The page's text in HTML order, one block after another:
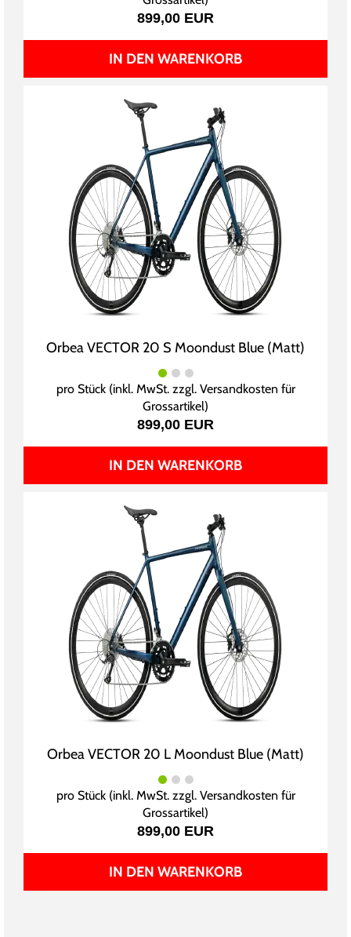
899,00 EUR
IN DEN WARENKORB
Orbea VECTOR 20 S Moondust Blue (Matt)
pro Stück (inkl. MwSt. zzgl. Versandkosten für
Grossartikel)
899,00 EUR
IN DEN WARENKORB
Orbea VECTOR 20 L Moondust Blue (Matt)
pro Stück (inkl. MwSt. zzgl. Versandkosten für
Grossartikel)
899,00 EUR
IN DEN WARENKORB